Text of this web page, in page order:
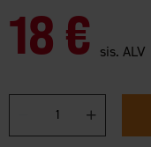
18 € sis. ALV